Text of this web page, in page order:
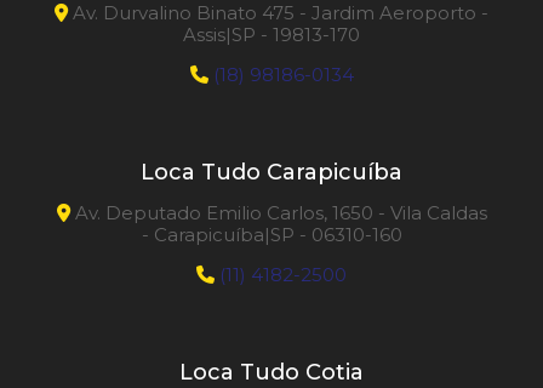
Av. Durvalino Binato 475 - Jardim Aeroporto -
Assis|SP - 19813-170
(18) 98186-0134
Loca Tudo Carapicuíba
Av. Deputado Emilio Carlos, 1650 - Vila Caldas
- Carapicuíba|SP - 06310-160
(11) 4182-2500
Loca Tudo Cotia